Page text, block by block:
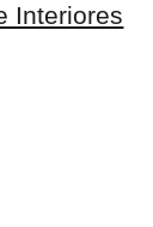
Interiores